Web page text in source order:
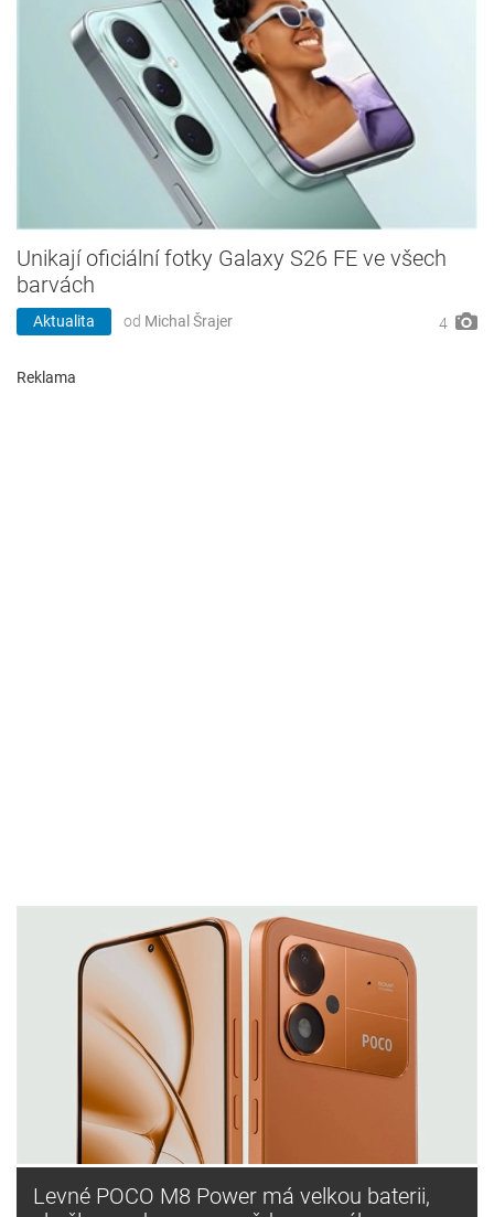
Unikají oficiální fotky Galaxy S26 FE ve všech
barvách
Aktualita od Michal Šrajer 4
Reklama
Levné POCO M8 Power má velkou baterii,